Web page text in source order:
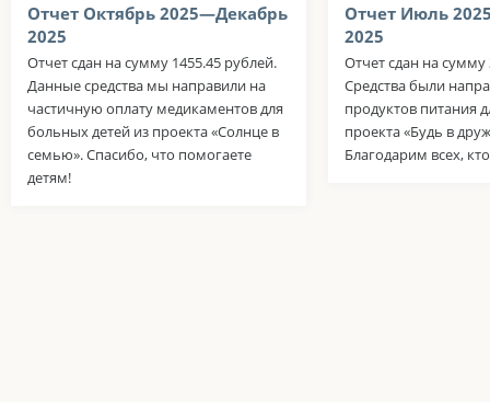
Отчет Октябрь 2025—Декабрь
2025
Отчет сдан на сумму 1455.45 рублей.
Данные средства мы направили на
частичную оплату медикаментов для
больных детей из проекта «Солнце в
семью». Спасибо, что помогаете
детям!
Отчет Июль
2025
Отчет сдан на сумму
Средства были
продуктов питания
проекта «Будь в
Благодарим всех,